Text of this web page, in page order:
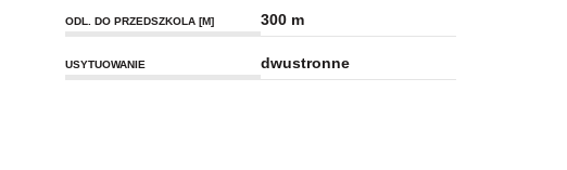
ODL. DO PRZEDSZKOLA [M] 300 m
USYTUOWANIE dwustronne